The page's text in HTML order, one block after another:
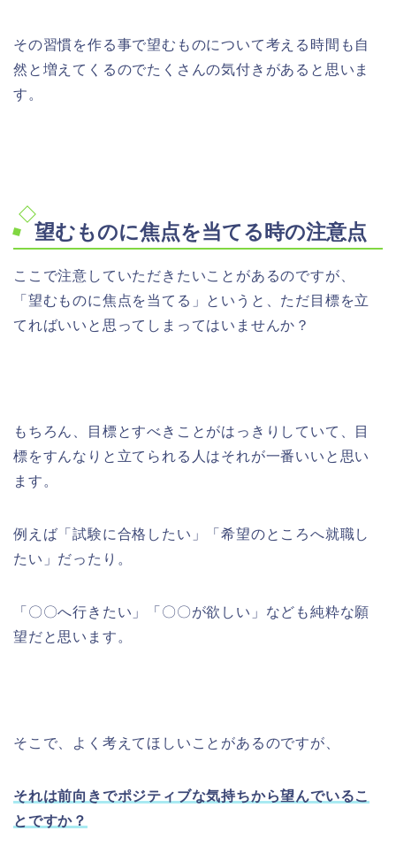
その習慣を作る事で望むものについて考える時間も自
然と増えてくるのでたくさんの気付きがあると思いま
す。
望むものに焦点を当てる時の注意点
ここで注意していただきたいことがあるのですが、
「望むものに焦点を当てる」というと、ただ目標を立
てればいいと思ってしまってはいませんか？
もちろん、目標とすべきことがはっきりしていて、目
標をすんなりと立てられる人はそれが一番いいと思い
ます。
例えば「試験に合格したい」「希望のところへ就職し
たい」だったり。
「〇〇へ行きたい」「〇〇が欲しい」なども純粋な願
望だと思います。
そこで、よく考えてほしいことがあるのですが、
それは前向きでポジティブな気持ちから望んでいるこ
とですか？